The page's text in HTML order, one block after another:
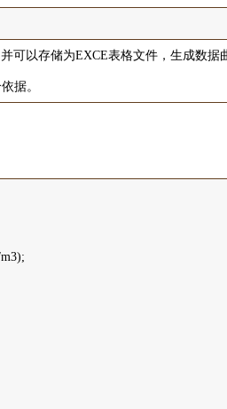
可以存储为EXCE表格文件，生成数
据。